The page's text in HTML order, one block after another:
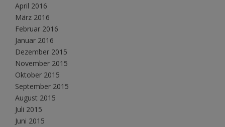
April 2016
März 2016
Februar 2016
Januar 2016
Dezember 2015
November 2015
Oktober 2015
September 2015
August 2015
Juli 2015
Juni 2015